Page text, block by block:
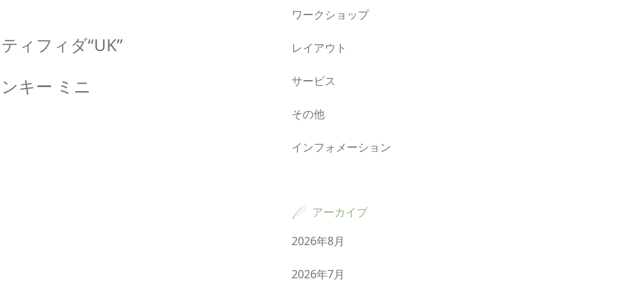
ィフィダ“UK”
キー ミニ
ワークショップ
レイアウト
サービス
その他
インフォメーション
アーカイブ
2026年8月
2026年7月